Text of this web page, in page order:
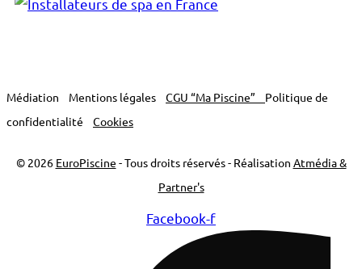
Médiation Mentions légales CGU “Ma Piscine” Politique de
confidentialité
Cookies
© 2026 EuroPiscine - Tous droits réservés - Réalisation Atmédia &
Partner's
Facebook-f